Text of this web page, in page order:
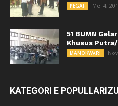
PEGAF Mei 4,
51 BUMN
Khusus
MANOKWARI
KATEGORI E